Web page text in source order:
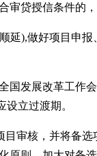
贷授信条件的，
延),做好项目申
国发展改革工作
立过渡期。
审核，并将备